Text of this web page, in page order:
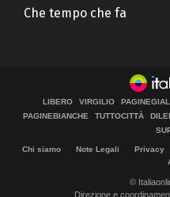
Che tempo che fa
LIBERO VIRGILIO
PAGINEBIANCHE
TUTTOCITTÀ DILEI
Chi siamo Note Legali Privacy
©
Direzione e